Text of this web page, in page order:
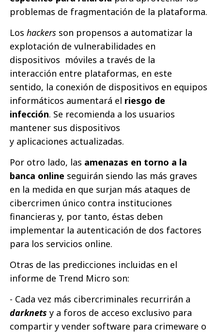
problemas de fragmentación de la plataforma.
Los hackers son propensos a automatizar la
explotación de vulnerabilidades en
dispositivos móviles a través de la
interacción entre plataformas, en este
sentido, la conexión de dispositivos en equipos
informáticos aumentará el riesgo de
infección. Se recomienda a los usuarios
mantener sus dispositivos
y aplicaciones actualizadas.
Por otro lado, las amenazas en torno a la
banca online seguirán siendo las más graves
en la medida en que surjan más ataques de
cibercrimen único contra instituciones
financieras y, por tanto, éstas deben
implementar la autenticación de dos factores
para los servicios online.
Otras de las predicciones incluidas en el
informe de Trend Micro son:
- Cada vez más cibercriminales recurrirán a
darknets y a foros de acceso exclusivo para
compartir y vender software para crimeware o